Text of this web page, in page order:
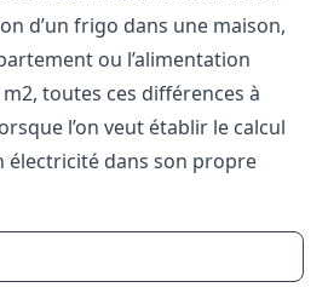
d’un frigo dans une maison,
ou l’alimentation
2, toutes ces différences à
l’on veut établir le calcul
électricité dans son propre